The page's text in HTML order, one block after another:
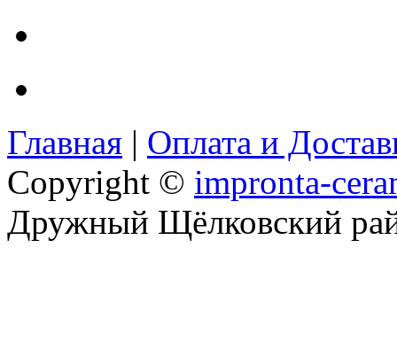
Главная | Оплата и
Copyright © impronta-
Дружный Щёлковский